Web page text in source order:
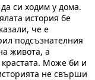
си ходим у дома.
история бе
че е
подсъзнателния
живота, а
Може би и
не свърши